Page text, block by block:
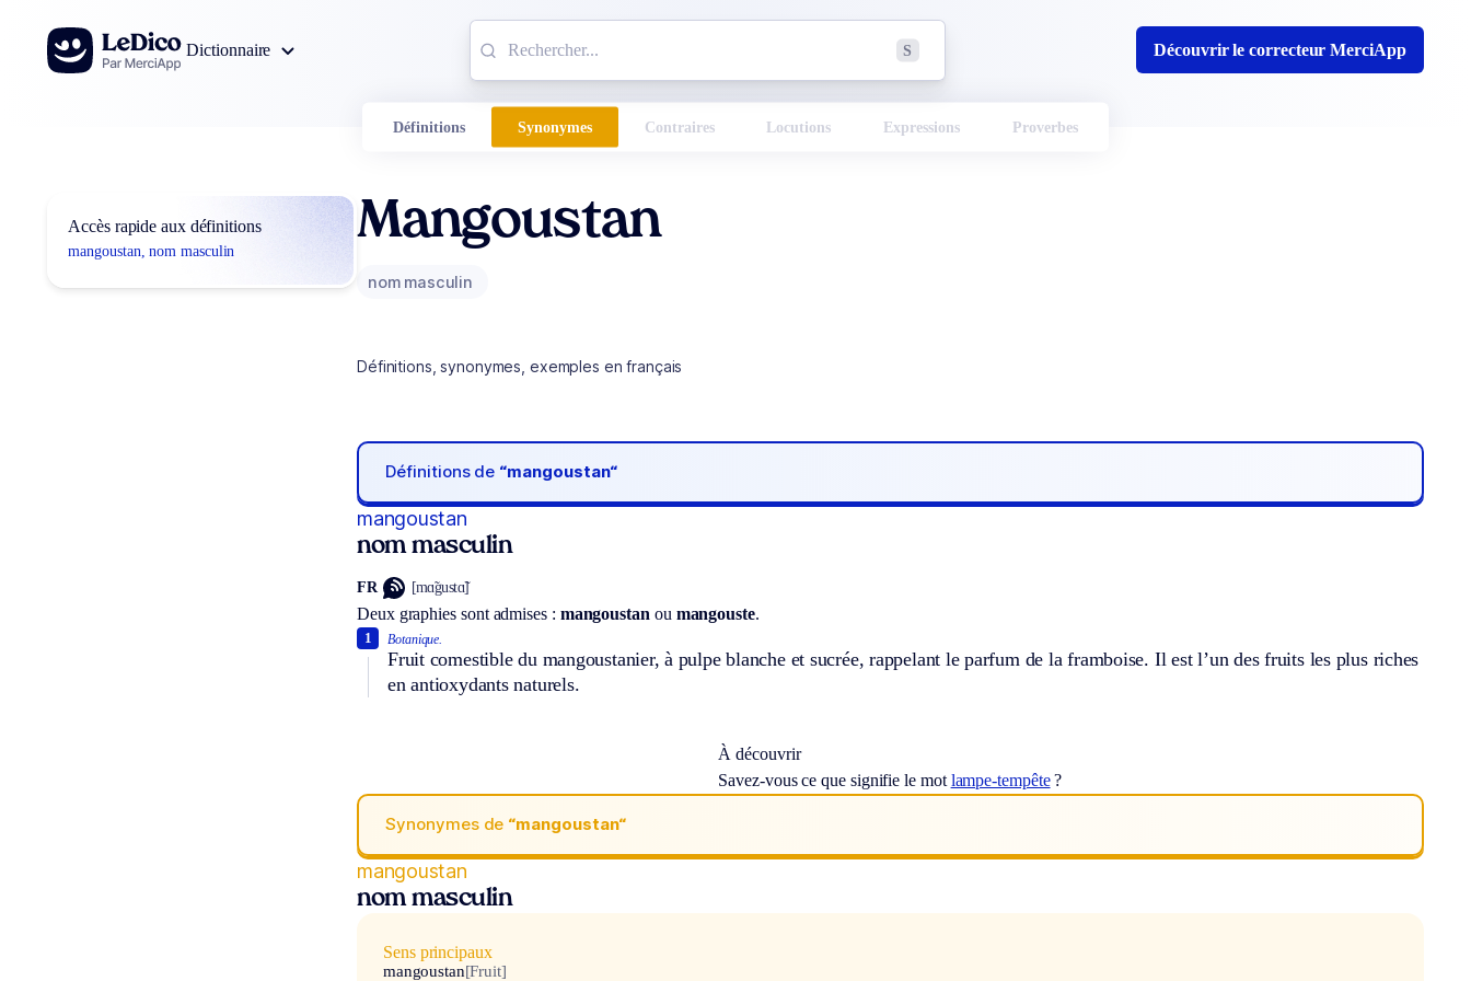
Aller au contenu
Dictionnaire
S Découvrir le correcteur MerciApp
Définitions Synonymes Contraires Locutions Expressions Proverbes
Accès rapide aux définitions
mangoustan, nom masculin
Mangoustan
nom masculin
Définitions, synonymes, exemples en français
Définitions de “mangoustan“
mangoustan
nom masculin
FR [mɑ̃gustɑ̃]
Deux graphies sont admises : mangoustan ou mangouste.
Botanique.
Fruit comestible du mangoustanier, à pulpe blanche et sucrée, rappelant le parfum de la framboise. Il est l’un des fruits les plus riches
en antioxydants naturels.
1
À découvrir
Savez-vous ce que signifie le mot lampe-tempête?
Synonymes de “mangoustan“
mangoustan
nom masculin
Sens principaux
mangoustan[Fruit]